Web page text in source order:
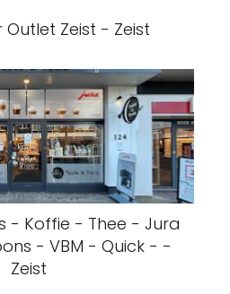
Outlet Zeist - Zeist
- Koffie - Thee - Jura
- VBM - Quick - -
Zeist